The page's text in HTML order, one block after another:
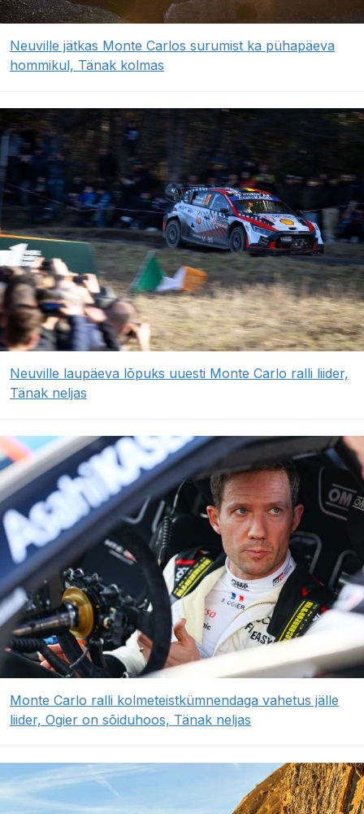
Neuville jätkas Monte Carlos surumist ka pühapäeva
hommikul, Tänak kolmas
Neuville laupäeva lõpuks uuesti Monte Carlo ralli liider,
Tänak neljas
Monte Carlo ralli kolmeteistkümnendaga vahetus jälle
liider, Ogier on sõiduhoos, Tänak neljas